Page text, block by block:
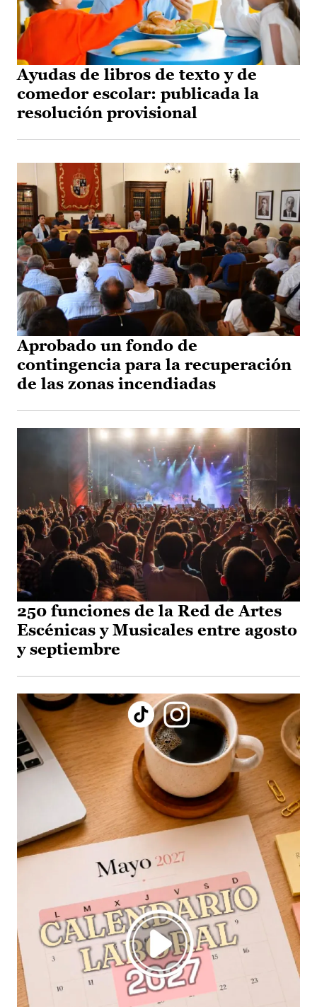
Ayudas de libros de texto y de
comedor escolar: publicada la
resolución provisional
Aprobado un fondo de
contingencia para la recuperación
de las zonas incendiadas
250 funciones de la Red de Artes
Escénicas y Musicales entre agosto
y septiembre